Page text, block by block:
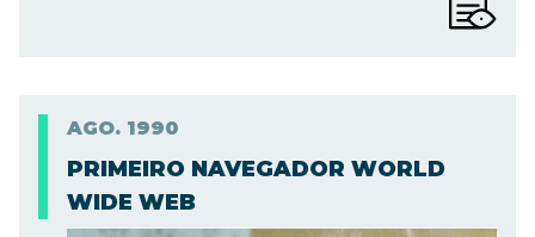
AGO. 1990
PRIMEIRO NAVEGADOR WORLD
WIDE WEB